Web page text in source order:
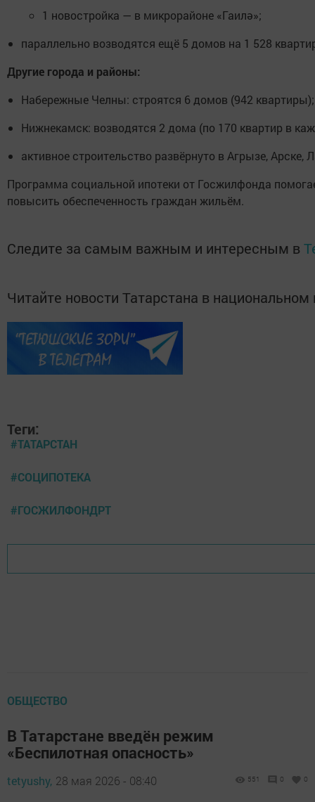
1 новостройка — в микрорайоне «Гаилә»;
параллельно возводятся ещё 5 домов на 1 528
Другие города и районы:
Набережные Челны: строятся 6 домов (942 квартиры);
Нижнекамск: возводятся 2 дома (по 170 квартир в
активное строительство развёрнуто в Агрызе,
Программа социальной ипотеки от Госжилфонда
повысить обеспеченность граждан жильём.
Следите за самым важным и интересным в
Читайте новости Татарстана в
Теги:
#ТАТАРСТАН
#СОЦИПОТЕКА
#ГОСЖИЛФОНДРТ
ОБЩЕСТВО
В Татарстане введён режим
«Беспилотная опасность»
tetyushy, 28 мая 2026 - 08:40 551 0 0